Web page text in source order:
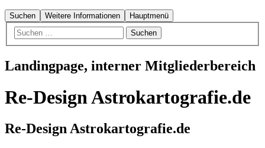
Suchen Weitere Informationen Hauptmenü
Landingpage, interner Mitgliederbereich
Re-Design Astrokartografie.de
Re-Design Astrokartografie.de